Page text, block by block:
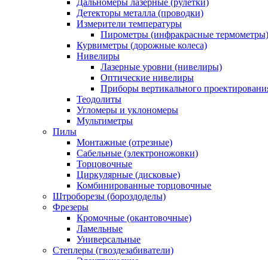
Дальномеры лазерные (рулетки)
Детекторы металла (проводки)
Измерители температуры
Пирометры (инфракрасные термометры)
Курвиметры (дорожные колеса)
Нивелиры
Лазерные уровни (нивелиры)
Оптические нивелиры
Приборы вертикального
Теодолиты
Угломеры и уклономеры
Мультиметры
Пилы
Монтажные (отрезные)
Сабельные (электроножовки)
Торцовочные
Циркулярные (дисковые)
Комбинированные торцовочные
Штроборезы (бороздоделы)
Фрезеры
Кромочные (окантовочные)
Ламельные
Универсальные
Степлеры (гвоздезабиватели)